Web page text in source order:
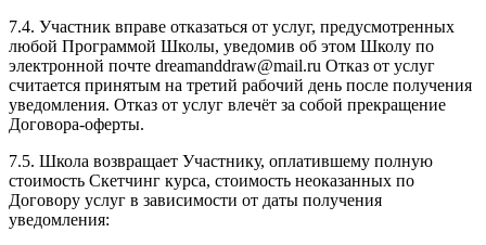
7.4. Участник вправе отказаться от услуг, предусмотренных
любой Программой Школы, уведомив об этом Школу по
электронной почте dreamanddraw@mail.ru Отказ от услуг
считается принятым на третий рабочий день после получения
уведомления. Отказ от услуг влечёт за собой прекращение
Договора-оферты.
7.5. Школа возвращает Участнику, оплатившему полную
стоимость Скетчинг курса, стоимость неоказанных по
Договору услуг в зависимости от даты получения
уведомления: